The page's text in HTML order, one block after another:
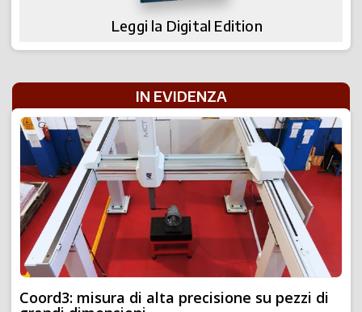
Leggi la Digital Edition
IN EVIDENZA
Coord3: misura di alta precisione su pezzi di